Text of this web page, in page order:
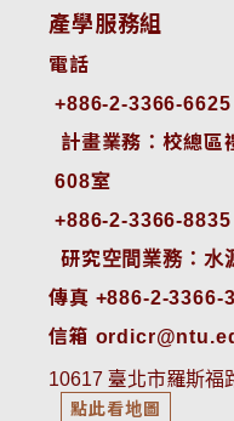
產學服務組
電話
+886-2-3366-6625
計畫業務：校總區
608室
+886-2-3366-8835
研究空間業務：水
傳真 +886-2-3366-
信箱
10617 臺北市羅斯福
點此看地圖